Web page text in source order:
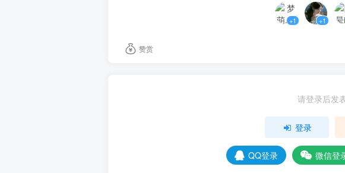
直长到腰间，都是纯黑色，皮肤白的不可思议，比
“你，你是谁……”熙川看着面前的黎音红透了脸，
“神？！”熙川瞪大眼，满脸不可思议，“你是神！
“当然可以，每个神都能这么做的。”黎音说着，
于是就这样，两个小孩混熟了，直到熙屿博士回
+1 +1
赞赏
请登录后发
登录
QQ登录 微信登